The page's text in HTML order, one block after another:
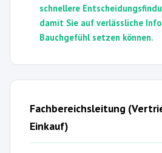
schnellere
damit Sie auf verlässliche
Bauchgefühl setzen können.
Fachbereichsleitung
Einkauf)